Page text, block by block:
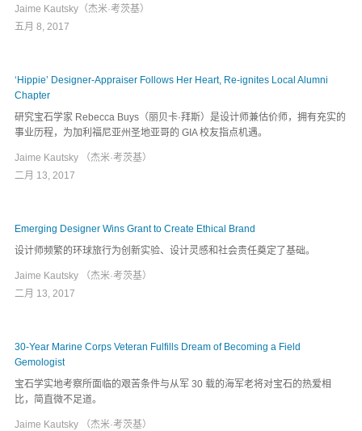
Jaime Kautsky（杰米·考茨基）
五月 8, 2017
‘Hippie’ Designer-Appraiser Follows Her Heart, Re-ignites Local Alumni
Chapter
研究宝石学家 Rebecca Buys（丽贝卡·拜斯）是设计师兼估价师，拥有充实的
事业历程，为加利福尼亚州圣地亚哥的 GIA 校友指点机遇。
Jaime Kautsky （杰米·考茨基）
二月 13, 2017
Emerging Designer Wins Grant to Create Ethical Brand
设计师频繁的环球旅行为创新实验、设计灵感和社会责任奠定了基础。
Jaime Kautsky （杰米·考茨基）
二月 13, 2017
30-Year Marine Corps Veteran Fulfills Dream of Becoming a Field
Gemologist
宝石学实地考察所面临的艰苦条件与从军 30 载的海军老将对宝石的热爱相
比，简直微不足道。
Jaime Kautsky （杰米·考茨基）